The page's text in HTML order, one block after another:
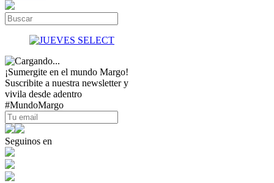
¡Sumergite en el mundo Margo!
Suscribite a nuestra newsletter y
vivila desde adentro
#MundoMargo
Seguinos en